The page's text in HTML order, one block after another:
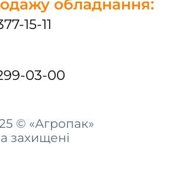
обладнання:
15-11
03-00
© «Агропак»
захищені